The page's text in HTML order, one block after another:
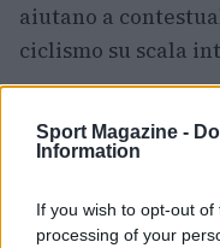
Sport Magazine -
Information
If you wish to opt-out
processing of your
aiutano a
ciclismo su scala
Note pratiche e
Il materiale
il sito non è legato
loghi o marchi di